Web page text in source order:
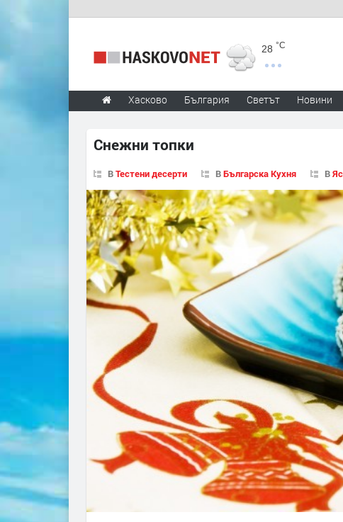
28 °C
Хасково България Светът Новини
Снежни топки
ВТестени десерти ВБългарска Кухня В